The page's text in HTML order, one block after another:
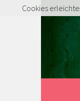
Springe
zum
Cookies